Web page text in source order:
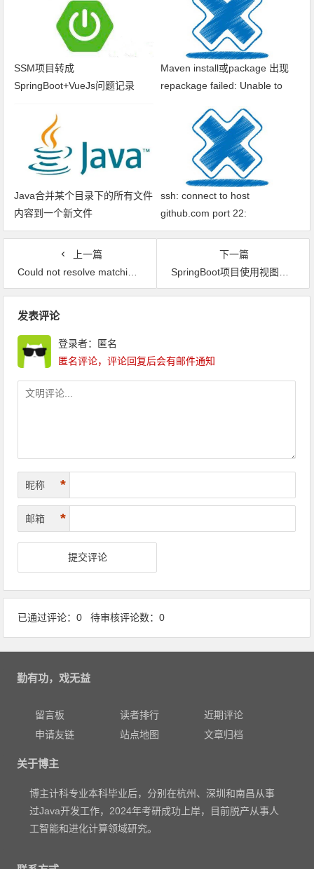
SSM项目转成
SpringBoot+VueJs问题记录
Maven install或package 出现
repackage failed: Unable to
Java合并某个目录下的所有文件
内容到一个新文件
ssh: connect to host
github.com port 22:
Connection timed out fatal: xxx
上一篇
Could not resolve matching constructor (hint: specify index/type/name arguments for simple parameters to avoid type ambiguities)问题解决
下一篇
SpringBoot项目使用视图解析器解决Circular view path 问题
发表评论
登录者：匿名
匿名评论，评论回复后会有邮件通知
昵称 *
邮箱 *
已通过评论：0 待审核评论数：0
勤有功，戏无益
留言板 读者排行
近期评论
申请友链
站点地图 文章归档
关于博主
博主计科专业本科毕业后，分别在杭州、深圳和南昌从事
过Java开发工作，2024年考研成功上岸，目前脱产从事人
工智能和进化计算领域研究。